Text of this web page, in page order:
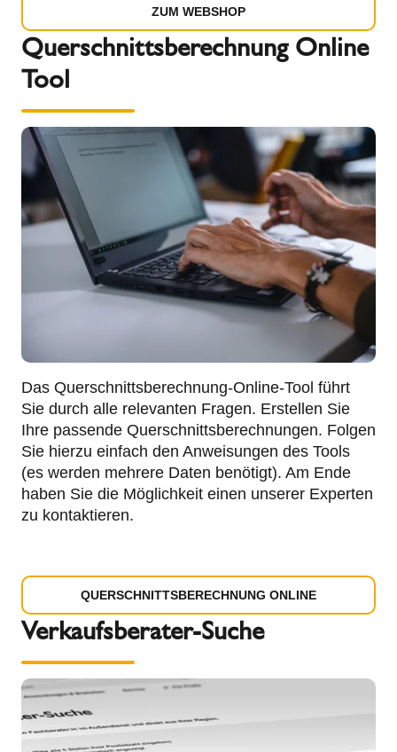
ZUM WEBSHOP
Querschnittsberechnung Online
Tool
Das Querschnittsberechnung-Online-Tool führt
Sie durch alle relevanten Fragen. Erstellen Sie
Ihre passende Querschnittsberechnungen. Folgen
Sie hierzu einfach den Anweisungen des Tools
(es werden mehrere Daten benötigt). Am Ende
haben Sie die Möglichkeit einen unserer Experten
zu kontaktieren.
QUERSCHNITTSBERECHNUNG ONLINE
Verkaufsberater-Suche